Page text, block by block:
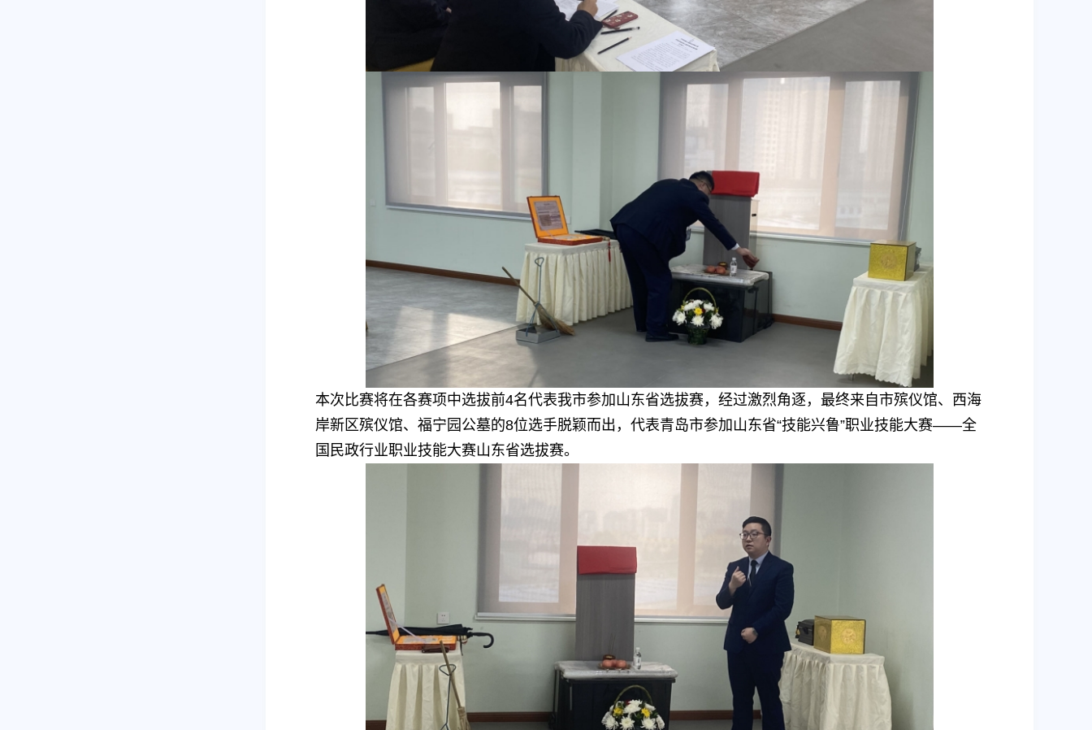
本次比赛将在各赛项中选拔前4名代表我市参加山东省选拔赛，经过激烈角逐，最终来自市殡仪馆、西海
岸新区殡仪馆、福宁园公墓的8位选手脱颖而出，代表青岛市参加山东省“技能兴鲁”职业技能大赛——全
国民政行业职业技能大赛山东省选拔赛。